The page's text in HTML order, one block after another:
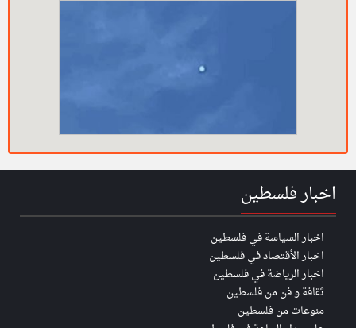
اخبار فلسطين
اخبار السياسة في فلسطين
اخبار الأقتصاد في فلسطين
اخبار الرياضة في فلسطين
ثقافة و فن من فلسطين
منوعات من فلسطين